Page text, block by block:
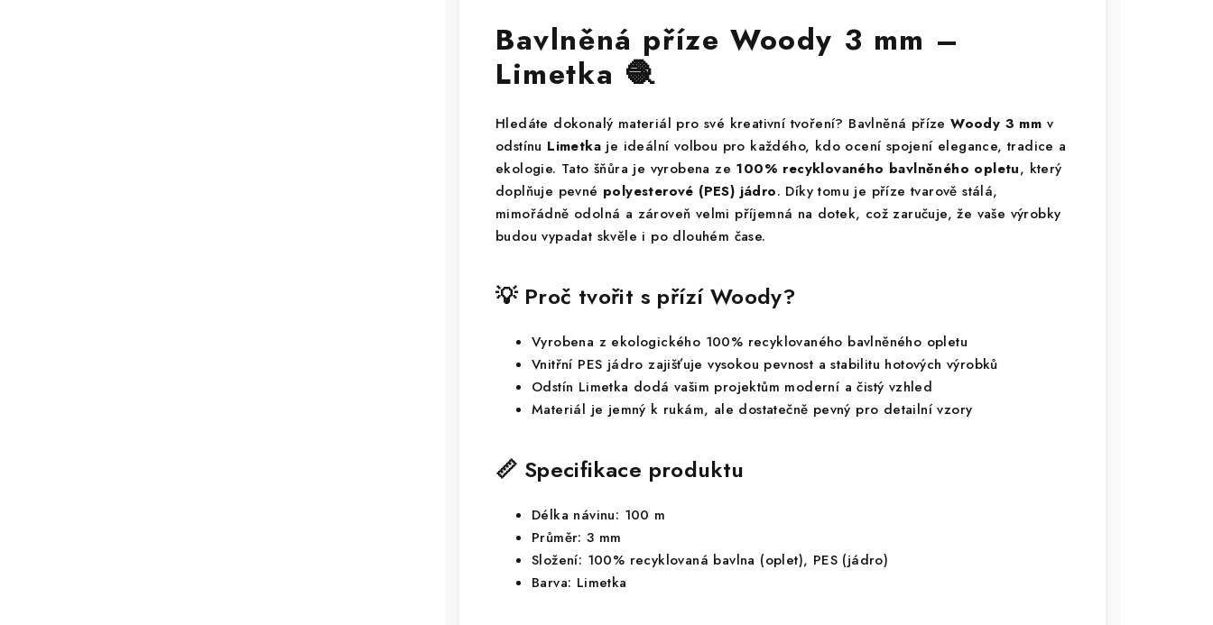
Bavlněná příze Woody 3 mm –
Limetka 🧶
Hledáte dokonalý materiál pro své kreativní tvoření? Bavlněná přízeWoody 3 mm v
odstínu Limetka je ideální volbou pro každého, kdo ocení spojení elegance, tradice a
ekologie. Tato šňůra je vyrobena ze 100% recyklovaného bavlněného opletu, který
doplňuje pevné polyesterové (PES) jádro. Díky tomu je příze tvarově stálá,
mimořádně odolná a zároveň velmi příjemná na dotek, což zaručuje, že vaše výrobky
budou vypadat skvěle i po dlouhém čase.
💡 Proč tvořit s přízí Woody?
Vyrobena z ekologického 100% recyklovaného bavlněného opletu
Vnitřní PES jádro zajišťuje vysokou pevnost a stabilitu hotových výrobků
Odstín Limetka dodá vašim projektům moderní a čistý vzhled
Materiál je jemný k rukám, ale dostatečně pevný pro detailní vzory
📏 Specifikace produktu
Délka návinu: 100 m
Průměr: 3 mm
Složení: 100% recyklovaná bavlna (oplet), PES (jádro)
Barva: Limetka